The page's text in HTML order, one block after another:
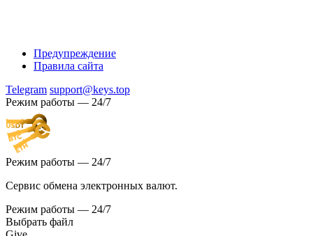
Предупреждение
Правила сайта
Telegram support@keys.top
Режим работы — 24/7
Режим работы — 24/7
Сервис обмена электронных валют.
Режим работы — 24/7
Выбрать файл